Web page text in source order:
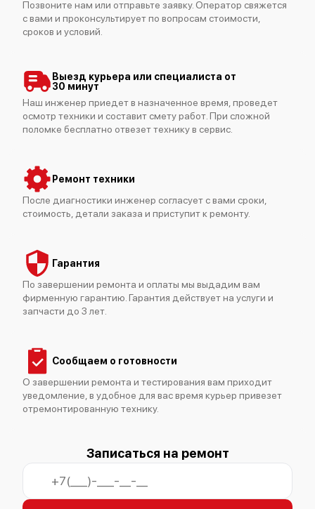
Позвоните нам или отправьте заявку. Оператор свяжется
с вами и проконсультирует по вопросам стоимости,
сроков и условий.
Выезд курьера или специалиста от
30 минут
Наш инженер приедет в назначенное время, проведет
осмотр техники и составит смету работ. При сложной
поломке бесплатно отвезет технику в сервис.
Ремонт техники
После диагностики инженер согласует с вами сроки,
стоимость, детали заказа и приступит к ремонту.
Гарантия
По завершении ремонта и оплаты мы выдадим вам
фирменную гарантию. Гарантия действует на услуги и
запчасти до 3 лет.
Сообщаем о готовности
О завершении ремонта и тестирования вам приходит
уведомление, в удобное для вас время курьер привезет
отремонтированную технику.
Записаться на ремонт